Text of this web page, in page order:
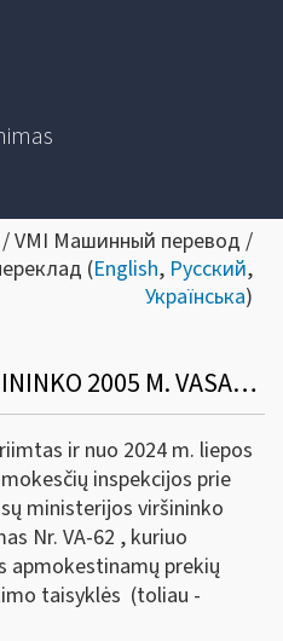
VMI Машинный перевод /
(English, Русский,
Українська)
DĖL VMI PRIE FM VIRŠININKO 2005 M. VASARIO 3 D. ĮSAKYMO NR. VA-16 PAKEITIMO
ir nuo 2024 m. liepos
inspekcijos prie
ministerijos viršininko
Nr. VA-62 , kuriuo
apmokestinamų prekių
taisyklės (toliau -